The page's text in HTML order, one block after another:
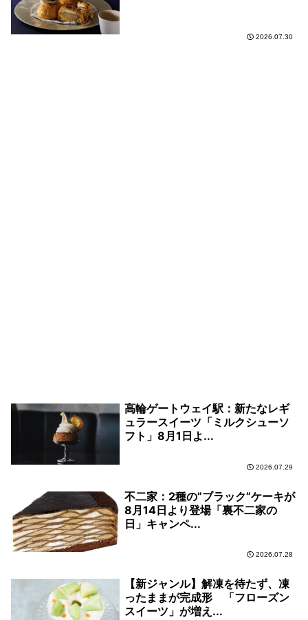
2026.07.30
高輪ゲートウェイ駅：新たなレギ
ュラースイーツ「ミルクシューソ
フト」8月1日よ...
2026.07.29
不二家：2種の”ブラック”ケーキが
8月14日より登場「裏不二家の
日」キャンペ...
2026.07.28
【新ジャンル】解凍を待たず、凍
ったままが完成形 「フローズン
スイーツ」が増え...